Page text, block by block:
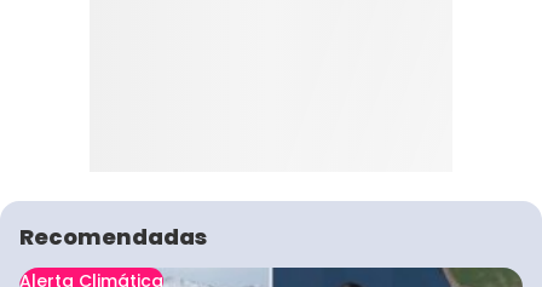
Recomendadas
Alerta Climática